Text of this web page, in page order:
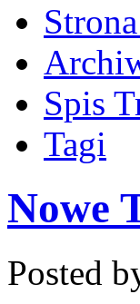
Spis
Tagi
Nowe
Posted